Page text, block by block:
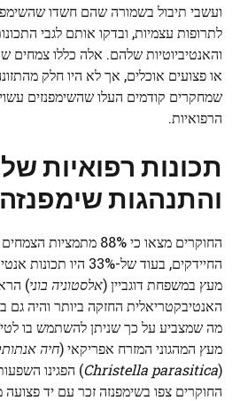
ועשבי תיבול בשמורה שהם חשדו
לתרופות עצמיות, ובדקו אותם לגבי
והאנטיביוטיות שלהם. אלה כללו צמחים
או פצועים אוכלים, אך לא היו חלק
שמחקרים קודמים העלו שהשימפנזים
הרפואיות.
תכונות רפואיות
והתנהגות שימפנזה
החוקרים מצאו כי 88%
החיידקים, בעוד של-33%
מעץ במשפחת דוגביין (אלסטוניה בוני)
האנטיבקטריאלית החזקה ביותר והיה גם
מה שמצביע על כך שניתן להשתמש בו
מעץ המהגוני המזרח אפריקאי (חיה
(
Christella parasitica) הפגינו
החוקרים צפו בשימפנזה זכר עם יד